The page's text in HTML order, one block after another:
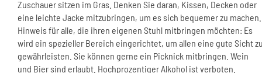
Zuschauer sitzen im Gras. Denken Sie daran, Kissen, Decken oder
eine leichte Jacke mitzubringen, um es sich bequemer zu machen.
Hinweis für alle, die ihren eigenen Stuhl mitbringen möchten: Es
wird ein spezieller Bereich eingerichtet, um allen eine gute Sicht
gewährleisten. Sie können gerne ein Picknick mitbringen. Wein
und Bier sind erlaubt. Hochprozentiger Alkohol ist verboten.